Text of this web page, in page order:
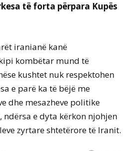
të forta përpara Kupës
iranianë kanë
kombëtar mund të
kushtet nuk respektohen
e parë ka të bëjë me
dhe mesazheve politike
ndërsa e dyta kërkon njohjen
zyrtare shtetërore të Iranit.